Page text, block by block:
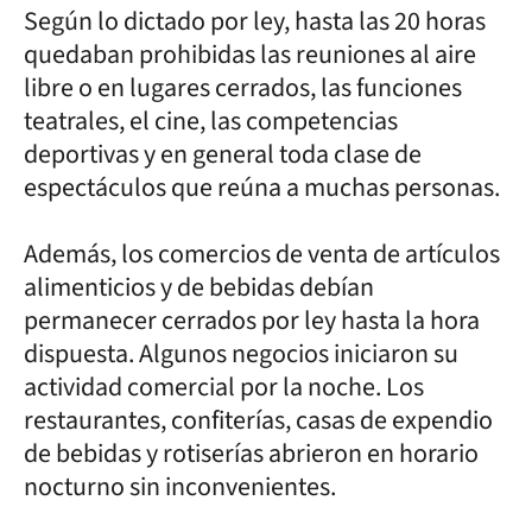
Según lo dictado por ley, hasta las 20 horas
quedaban prohibidas las reuniones al aire
libre o en lugares cerrados, las funciones
teatrales, el cine, las competencias
deportivas y en general toda clase de
espectáculos que reúna a muchas personas.
Además, los comercios de venta de artículos
alimenticios y de bebidas debían
permanecer cerrados por ley hasta la hora
dispuesta. Algunos negocios iniciaron su
actividad comercial por la noche. Los
restaurantes, confiterías, casas de expendio
de bebidas y rotiserías abrieron en horario
nocturno sin inconvenientes.